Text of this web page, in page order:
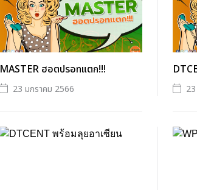
MASTER ฮอตปรอทแตก!!!
23 มกราคม 2566